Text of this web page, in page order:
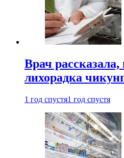
Врач
лихорадка
1 год спустя1 год спустя